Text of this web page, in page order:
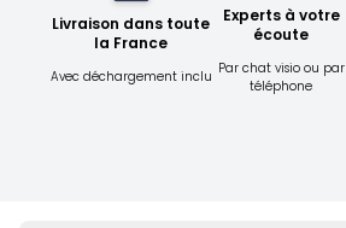
Livraison dans toute
la France
Avec déchargement inclu
Experts à votre
écoute
Par chat visio ou par
téléphone